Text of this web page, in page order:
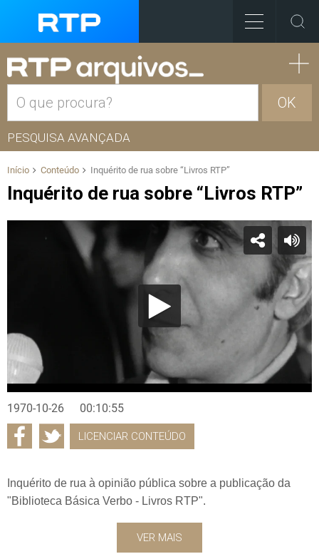
OK
PESQUISA AVANÇADA
Início Conteúdo Inquérito de rua sobre “Livros RTP”
Inquérito de rua sobre “Livros RTP”
1970-10-26 00:10:55
LICENCIAR CONTEÚDO
Inquérito de rua à opinião pública sobre a publicação da
"Biblioteca Básica Verbo - Livros RTP".
VER MAIS